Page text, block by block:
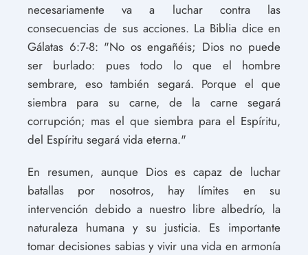
necesariamente va a luchar contra las
consecuencias de sus acciones. La Biblia dice en
Gálatas 6:7-8: "No os engañéis; Dios no puede
ser burlado: pues todo lo que el hombre
sembrare, eso también segará. Porque el que
siembra para su carne, de la carne segará
corrupción; mas el que siembra para el Espíritu,
del Espíritu segará vida eterna."
En resumen, aunque Dios es capaz de luchar
batallas por nosotros, hay límites en su
intervención debido a nuestro libre albedrío, la
naturaleza humana y su justicia. Es importante
tomar decisiones sabias y vivir una vida en armonía